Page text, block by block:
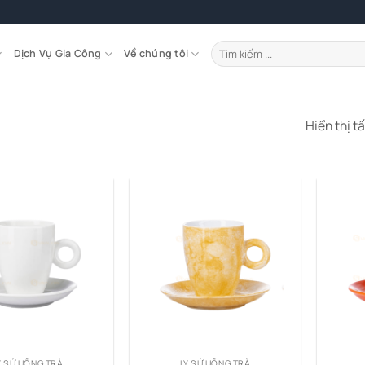
Dịch Vụ Gia Công Về chúng tôi
Tìm
kiếm:
Hiển thị